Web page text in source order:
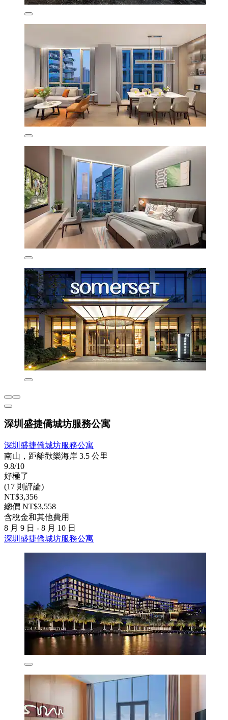
深圳盛捷僑城坊服務公寓
深圳盛捷僑城坊服務公寓
南山，距離歡樂海岸 3.5 公里
9.8/10
好極了
(17 則評論)
NT$3,356
總價 NT$3,558
含稅金和其他費用
8 月 9 日 - 8 月 10 日
深圳盛捷僑城坊服務公寓